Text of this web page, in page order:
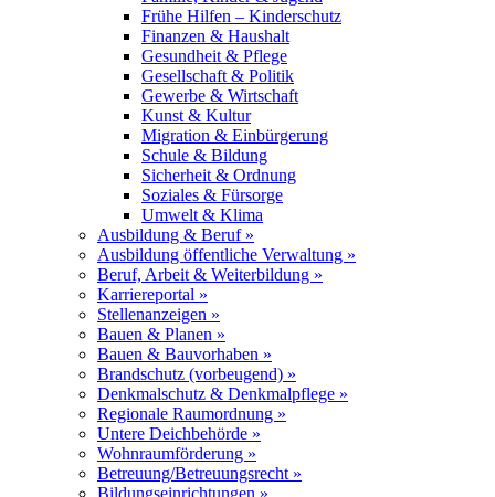
Frühe Hilfen – Kinderschutz
Finanzen & Haushalt
Gesundheit & Pflege
Gesellschaft & Politik
Gewerbe & Wirtschaft
Kunst & Kultur
Migration & Einbürgerung
Schule & Bildung
Sicherheit & Ordnung
Soziales & Fürsorge
Umwelt & Klima
Ausbildung & Beruf »
Ausbildung öffentliche Verwaltung »
Beruf, Arbeit & Weiterbildung »
Karriereportal »
Stellenanzeigen »
Bauen & Planen »
Bauen & Bauvorhaben »
Brandschutz (vorbeugend) »
Denkmalschutz & Denkmalpflege »
Regionale Raumordnung »
Untere Deichbehörde »
Wohnraumförderung »
Betreuung/Betreuungsrecht »
Bildungseinrichtungen »